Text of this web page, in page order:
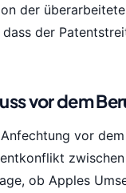
der
der
vor dem
vor
ob Apples